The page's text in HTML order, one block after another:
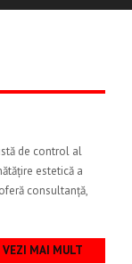
de control al
estetică a
consultanță,
VEZI MAI MULT